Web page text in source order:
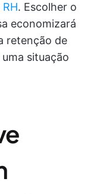
. Escolher o
economizará
retenção de
situação